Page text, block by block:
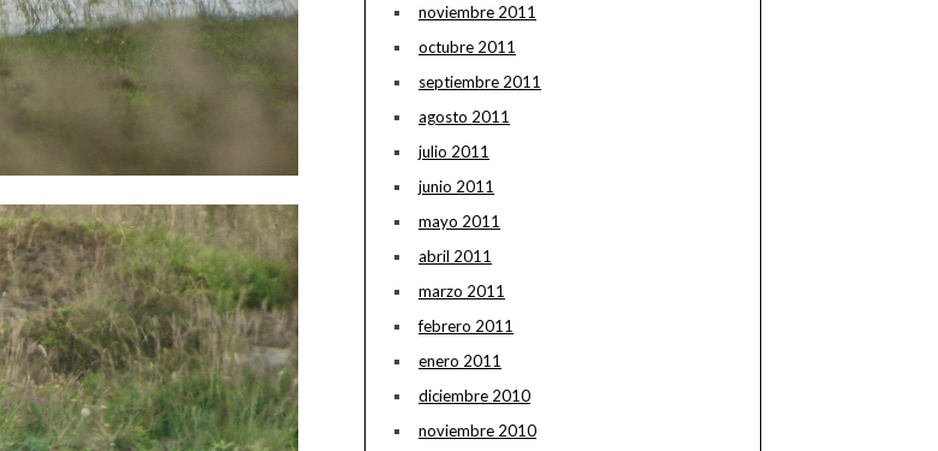
noviembre 2011
octubre 2011
septiembre 2011
agosto 2011
julio 2011
junio 2011
mayo 2011
abril 2011
marzo 2011
febrero 2011
enero 2011
diciembre 2010
noviembre 2010